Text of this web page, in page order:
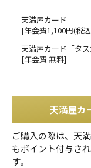
天満屋カード
[年会費1,100円(税
天満屋カード「タス
[年会費 無料]
天満屋カ
ご購入の際は、天
もポイント付与さ
す。